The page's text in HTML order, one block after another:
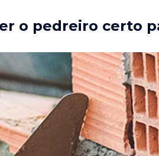
o pedreiro certo